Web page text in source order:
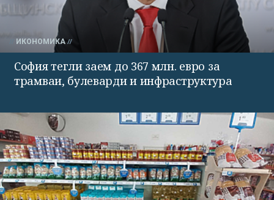
ИКОНОМИКА
София тегли заем до 367 млн. евро за
трамваи, булеварди и инфраструктура